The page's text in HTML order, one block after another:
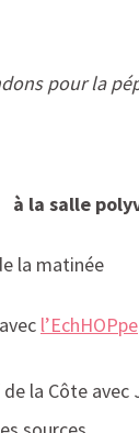
pour la
à la salle
la matinée
l’EchHOPpe
la Côte avec